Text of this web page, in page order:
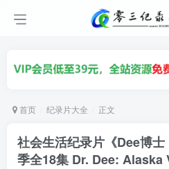
首页 纪录片大全 正文
社会生活纪录片《Dee博
季全18集 Dr. Dee: Alaska